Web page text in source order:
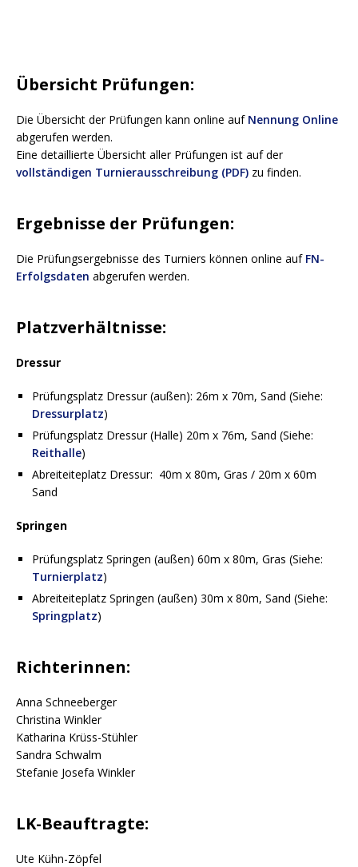
Übersicht Prüfungen:
Die Übersicht der Prüfungen kann online auf Nennung Online
abgerufen werden.
Eine detaillierte Übersicht aller Prüfungen ist auf der
vollständigen Turnierausschreibung (PDF) zu finden.
Ergebnisse der Prüfungen:
Die Prüfungsergebnisse des Turniers können online auf FN-
Erfolgsdaten abgerufen werden.
Platzverhältnisse:
Dressur
Prüfungsplatz Dressur (außen): 26m x 70m, Sand (Siehe:
Dressurplatz)
Prüfungsplatz Dressur (Halle) 20m x 76m, Sand (Siehe:
Reithalle)
Abreiteiteplatz Dressur: 40m x 80m, Gras / 20m x 60m
Sand
Springen
Prüfungsplatz Springen (außen) 60m x 80m, Gras (Siehe:
Turnierplatz)
Abreiteiteplatz Springen (außen) 30m x 80m, Sand (Siehe:
Springplatz)
Richterinnen:
Anna Schneeberger
Christina Winkler
Katharina Krüss-Stühler
Sandra Schwalm
Stefanie Josefa Winkler
LK-Beauftragte:
Ute Kühn-Zöpfel